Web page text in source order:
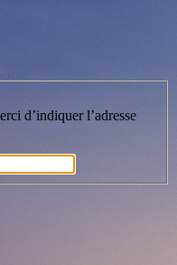
d’indiquer l’adresse